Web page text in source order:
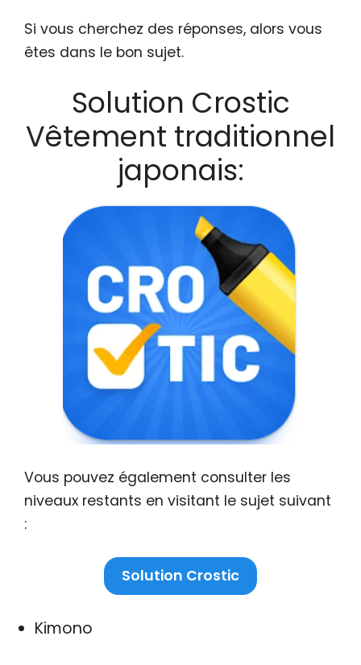
Si vous cherchez des réponses, alors vous
êtes dans le bon sujet.
Solution Crostic
Vêtement traditionnel
japonais:
Vous pouvez également consulter les
niveaux restants en visitant le sujet suivant
:
Solution Crostic
Kimono